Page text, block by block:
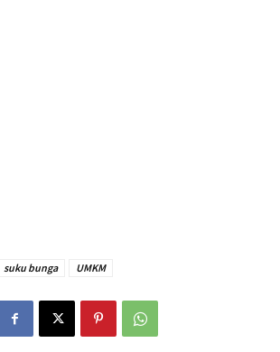
suku bunga UMKM